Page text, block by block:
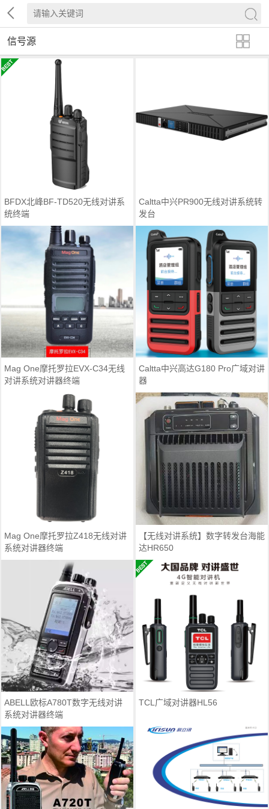
信号源
BFDX北峰BF-TD520无线对讲系
统终端
Caltta中兴PR900无线对讲系统转
发台
Mag One摩托罗拉EVX-C34无线
对讲系统对讲器终端
Caltta中兴高达G180 Pro广域对讲
器
Mag One摩托罗拉Z418无线对讲
系统对讲器终端
【无线对讲系统】数字转发台海能
达HR650
ABELL欧标A780T数字无线对讲
系统对讲器终端
TCL广域对讲器HL56